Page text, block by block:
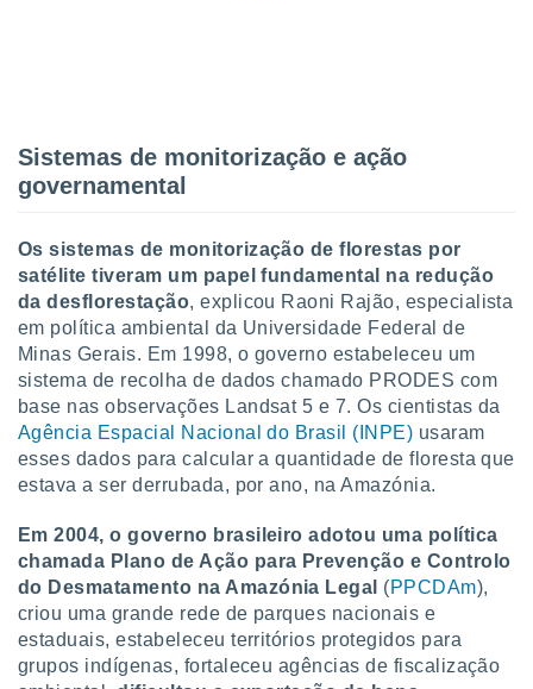
a
cookies,
caso,
de que
para
navegação
não
cookies
o
ou
Pode
de
ao
Sistemas de monitorização e ação
governamental
Os sistemas de monitorização de florestas por
satélite tiveram um papel fundamental na redução
da desflorestação, explicou Raoni Rajão, especialista
em política ambiental da Universidade Federal de
Minas Gerais. Em 1998, o governo estabeleceu um
sistema de recolha de dados chamado PRODES com
base nas observações Landsat 5 e 7. Os cientistas da
Agência Espacial Nacional do Brasil (INPE) usaram
esses dados para calcular a quantidade de floresta que
estava a ser derrubada, por ano, na Amazónia.
Em 2004, o governo brasileiro adotou uma política
chamada Plano de Ação para Prevenção e Controlo
do Desmatamento na Amazónia Legal (PPCDAm),
criou uma grande rede de parques nacionais e
estaduais, estabeleceu territórios protegidos para
grupos indígenas, fortaleceu agências de fiscalização